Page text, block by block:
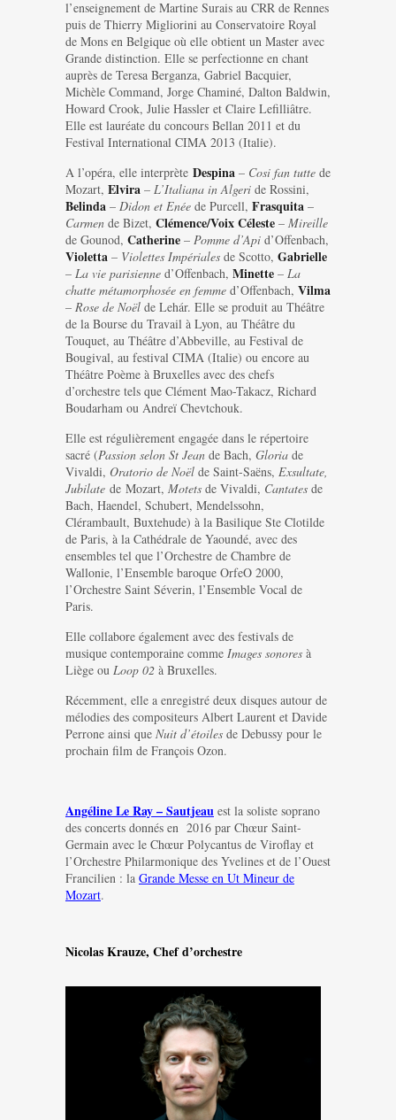
l’enseignement de Martine Surais au CRR de Rennes
puis de Thierry Migliorini au Conservatoire Royal
de Mons en Belgique où elle obtient un Master avec
Grande distinction. Elle se perfectionne en chant
auprès de Teresa Berganza, Gabriel Bacquier,
Michèle Command, Jorge Chaminé, Dalton Baldwin,
Howard Crook, Julie Hassler et Claire Lefilliâtre.
Elle est lauréate du concours Bellan 2011 et du
Festival International CIMA 2013 (Italie).
A l’opéra, elle interprète Despina – Cosi fan tutte de
Mozart, Elvira – L’Italiana in Algeri de Rossini,
Belinda – Didon et Enée de Purcell, Frasquita –
Carmen de Bizet, Clémence/Voix Céleste – Mireille
de Gounod, Catherine – Pomme d’Api d’Offenbach,
Violetta – Violettes Impériales de Scotto, Gabrielle
– La vie parisienne d’Offenbach, Minette – La
chatte métamorphosée en femme d’Offenbach, Vilma
– Rose de Noël de Lehár. Elle se produit au Théâtre
de la Bourse du Travail à Lyon, au Théâtre du
Touquet, au Théâtre d’Abbeville, au Festival de
Bougival, au festival CIMA (Italie) ou encore au
Théâtre Poème à Bruxelles avec des chefs
d’orchestre tels que Clément Mao-Takacz, Richard
Boudarham ou Andreï Chevtchouk.
Elle est régulièrement engagée dans le répertoire
sacré (Passion selon St Jean de Bach, Gloria de
Vivaldi, Oratorio de Noël de Saint-Saëns, Exsultate,
Jubilate de Mozart, Motets de Vivaldi, Cantates de
Bach, Haendel, Schubert, Mendelssohn,
Clérambault, Buxtehude) à la Basilique Ste Clotilde
de Paris, à la Cathédrale de Yaoundé, avec des
ensembles tel que l’Orchestre de Chambre de
Wallonie, l’Ensemble baroque OrfeO 2000,
l’Orchestre Saint Séverin, l’Ensemble Vocal de
Paris.
Elle collabore également avec des festivals de
musique contemporaine comme Images sonores à
Liège ou Loop 02 à Bruxelles.
Récemment, elle a enregistré deux disques autour de
mélodies des compositeurs Albert Laurent et Davide
Perrone ainsi que Nuit d’étoiles de Debussy pour le
prochain film de François Ozon.
Angéline Le Ray – Sautjeau est la soliste soprano
des concerts donnés en 2016 par Chœur Saint-
Germain avec le Chœur Polycantus de Viroflay et
l’Orchestre Philarmonique des Yvelines et de l’Ouest
Francilien : la Grande Messe en Ut Mineur de
Mozart.
Nicolas Krauze, Chef d’orchestre